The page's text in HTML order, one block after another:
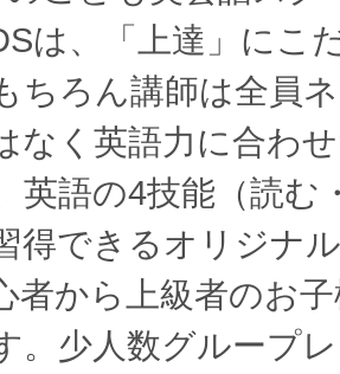
は、「上達」にこ
ちろん講師は全員
なく英語力に合わ
英語の4技能（読む
得できるオリジナ
者から上級者のお
。少人数グループ